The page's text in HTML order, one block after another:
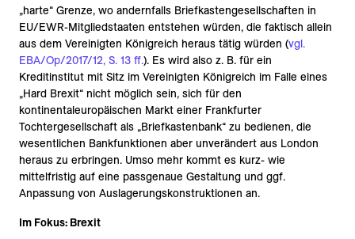
„harte“ Grenze, wo andernfalls Briefkastengesellschaften in
EU/EWR-Mitgliedstaaten entstehen würden, die faktisch allein
aus dem Vereinigten Königreich heraus tätig würden (vgl.
EBA/Op/2017/12, S. 13 ff.). Es wird also z. B. für ein
Kreditinstitut mit Sitz im Vereinigten Königreich im Falle eines
„Hard Brexit“ nicht möglich sein, sich für den
kontinentaleuropäischen Markt einer Frankfurter
Tochtergesellschaft als „Briefkastenbank“ zu bedienen, die
wesentlichen Bankfunktionen aber unverändert aus London
heraus zu erbringen. Umso mehr kommt es kurz- wie
mittelfristig auf eine passgenaue Gestaltung und ggf.
Anpassung von Auslagerungskonstruktionen an.
Im Fokus: Brexit